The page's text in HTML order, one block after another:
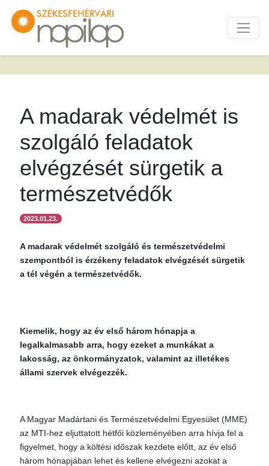
A madarak védelmét is
szolgáló feladatok
elvégzését sürgetik a
természetvédők
2023.01.23.
A madarak védelmét szolgáló és természetvédelmi
szempontból is érzékeny feladatok elvégzését sürgetik
a tél végén a természetvédők.
Kiemelik, hogy az év első három hónapja a
legalkalmasabb arra, hogy ezeket a munkákat a
lakosság, az önkormányzatok, valamint az illetékes
állami szervek elvégezzék.
A Magyar Madártani és Természetvédelmi Egyesület (MME)
az MTI-hez eljuttatott hétfői közleményében arra hívja fel a
figyelmet, hogy a költési időszak kezdete előtt, az év első
három hónapjában lehet és kellene elvégezni azokat a